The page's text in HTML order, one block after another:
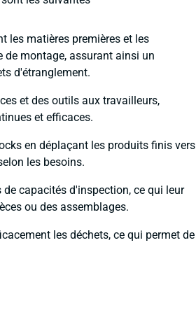
les matières premières et les
montage, assurant ainsi un
d'étranglement.
et des outils aux travailleurs,
et efficaces.
en déplaçant les produits finis vers
les besoins.
de capacités d'inspection, ce qui leur
ou des assemblages.
les déchets, ce qui permet de